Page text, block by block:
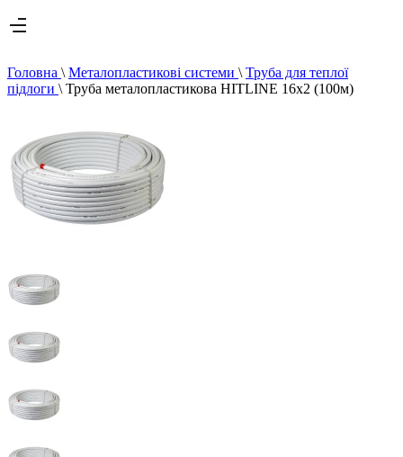
Головна \ Металопластикові системи \ Труба для теплої
підлоги \ Труба металопластикова HITLINE 16х2 (100м)